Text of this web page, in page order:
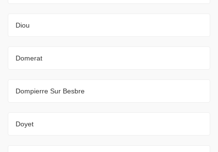
Diou
Domerat
Dompierre Sur Besbre
Doyet